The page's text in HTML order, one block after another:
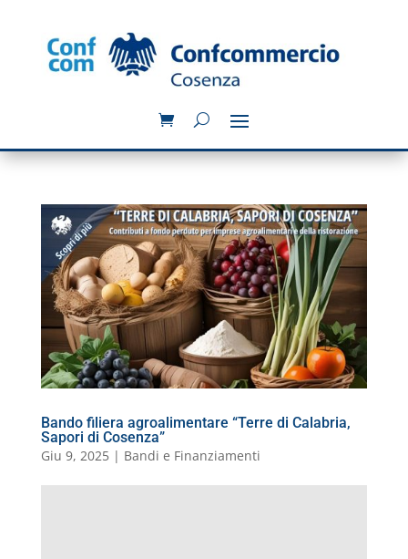
Bando filiera agroalimentare “Terre di Calabria,
Sapori di Cosenza”
Giu 9, 2025| Bandi e Finanziamenti